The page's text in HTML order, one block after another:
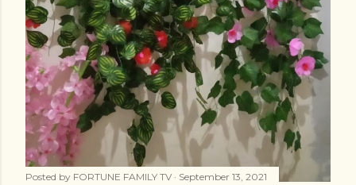
Posted by FORTUNE FAMILY TV September 13, 2021